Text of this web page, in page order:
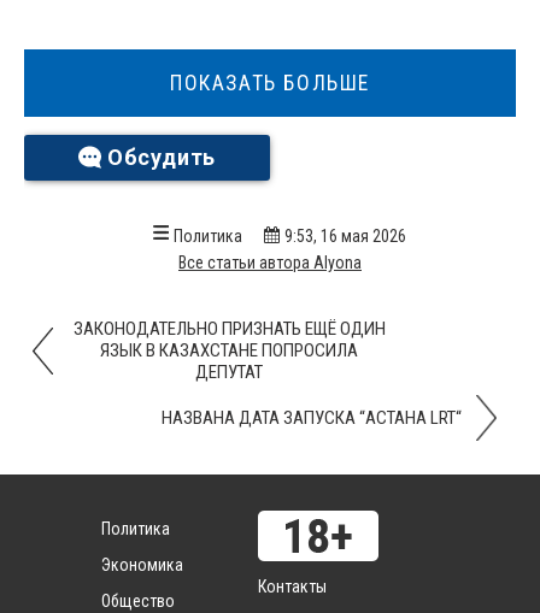
ПОКАЗАТЬ БОЛЬШЕ
Обсудить
Политика
9:53, 16 мая 2026
Все статьи автора Alyona
ЗАКОНОДАТЕЛЬНО ПРИЗНАТЬ ЕЩЁ ОДИН
ЯЗЫК В КАЗАХСТАНЕ ПОПРОСИЛА
ДЕПУТАТ
НАЗВАНА ДАТА ЗАПУСКА “АСТАНА LRT“
Политика
Экономика
Общество
Контакты